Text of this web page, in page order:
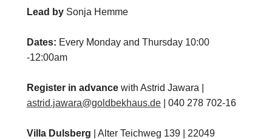
Lead bySonja Hemme
Dates: Every Monday and Thursday 10:00
-12:00am
Register in advancewith Astrid Jawara |
astrid.jawara@goldbekhaus.de| 040 278 702-16
Villa Dulsberg
| Alter Teichweg 139 | 22049